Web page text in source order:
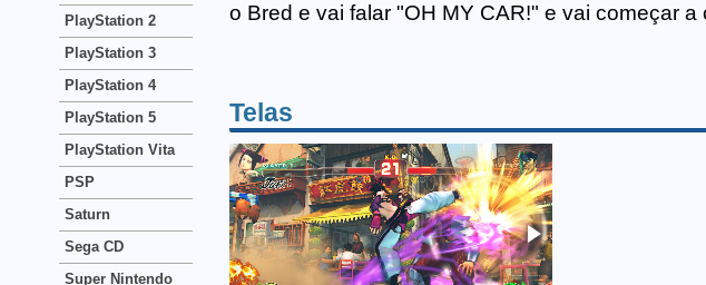
o Bred e vai falar "OH MY CAR!" e vai começar
Telas
PlayStation 2
PlayStation 3
PlayStation 4
PlayStation 5
PlayStation Vita
PSP
Saturn
Sega CD
Super Nintendo